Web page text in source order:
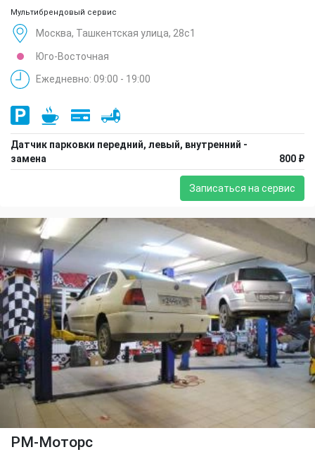
Мультибрендовый сервис
Москва, Ташкентская улица, 28с1
Юго-Восточная
Ежедневно: 09:00 - 19:00
Датчик парковки передний, левый, внутренний -
замена
800 ₽
Записаться на сервис
РМ-Моторс